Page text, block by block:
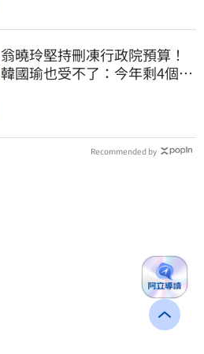
翁曉玲堅持刪凍行政院預算！
韓國瑜也受不了：今年剩4個月
Recommended by